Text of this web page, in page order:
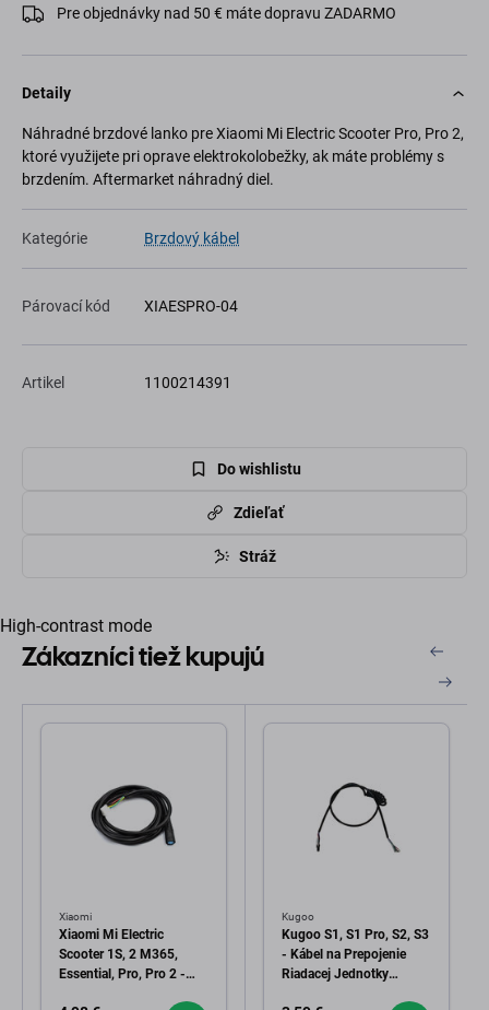
Pre objednávky nad 50 € máte dopravu ZADARMO
Detaily
Náhradné brzdové lanko pre Xiaomi Mi Electric Scooter Pro, Pro 2,
ktoré využijete pri oprave elektrokolobežky, ak máte problémy s
brzdením. Aftermarket náhradný diel.
Kategórie Brzdový kábel
Párovací kód XIAESPRO-04
Artikel 1100214391
Do wishlistu
Zdieľať
Stráž
High-contrast mode
Zákazníci tiež kupujú
Xiaomi
Xiaomi Mi Electric
Scooter 1S, 2 M365,
Essential, Pro, Pro 2 -
Kugoo
Kugoo S1, S1 Pro, S2, S3
- Kábel na Prepojenie
Riadacej Jednotky